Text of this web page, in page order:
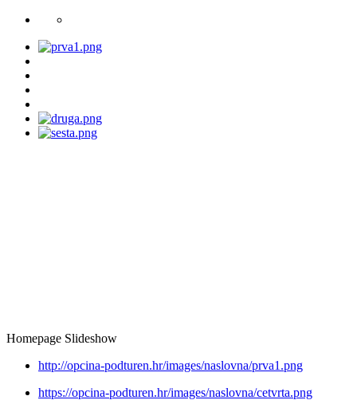
Homepage Slideshow
http://opcina-podturen.hr/images/naslovna/prva1.png
https://opcina-podturen.hr/images/naslovna/cetvrta.png